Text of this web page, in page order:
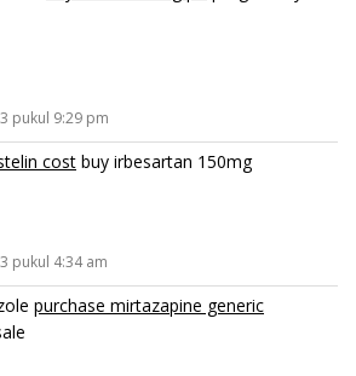
pukul 9:29 pm
cost buy irbesartan 150mg
pukul 4:34 am
purchase mirtazapine generic